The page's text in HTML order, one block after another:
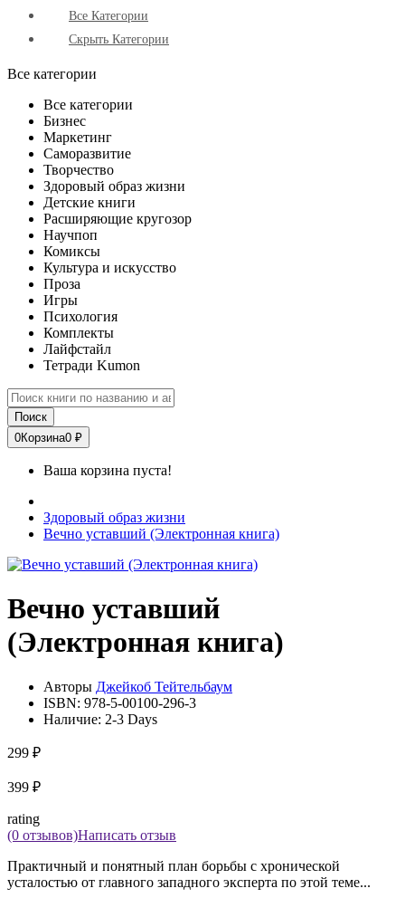
Все Категории
Скрыть Категории
Все категории
Все категории
Бизнес
Маркетинг
Саморазвитие
Творчество
Здоровый образ жизни
Детские книги
Расширяющие кругозор
Научпоп
Комиксы
Культура и искусство
Проза
Игры
Психология
Комплекты
Лайфстайл
Тетради Kumon
Поиск
0Корзина0 ₽
Ваша корзина пуста!
Здоровый образ жизни
Вечно уставший (Электронная книга)
Вечно уставший
(Электронная книга)
Авторы Джейкоб Тейтельбаум
ISBN: 978-5-00100-296-3
Наличие: 2-3 Days
299 ₽
399 ₽
rating
(0 отзывов)Написать отзыв
Практичный и понятный план борьбы с хронической
усталостью от главного западного эксперта по этой теме...